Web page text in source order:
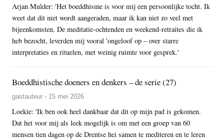
Arjan Mulder: 'Het boeddhisme is voor mij een persoonlijke tocht. Ik
weet dat dit niet wordt aangeraden, maar ik kan niet zo veel met
bijeenkomsten. De meditatie-ochtenden en weekend-retraites die ik
heb bezocht, leverden mij vooral 'ongeloof op – over starre
interpretaties en rituelen, met weinig ruimte voor gesprek.'
Boeddhistische doeners en denkers – de serie (27)
gastauteur - 15 mei 2026
Loekie: 'Ik ben ook heel dankbaar dat dit op mijn pad is gekomen.
Dat het voor mij als leek mogelijk is om met een groep van 60
mensen tien dagen op de Drentse hei samen te mediteren en te leren